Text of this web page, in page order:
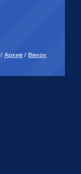
/ Архив / Вверх